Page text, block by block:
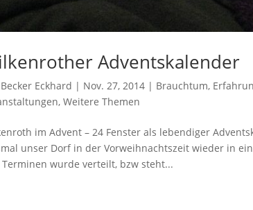
Adventskalender
Becker Eckhard | Nov. 27, 2014 | Brauchtum,
,Weitere Themen
im Advent – 24 Fenster als lebendiger
unser Dorf in der Vorweihnachtszeit wieder in
wurde verteilt, bzw steht...